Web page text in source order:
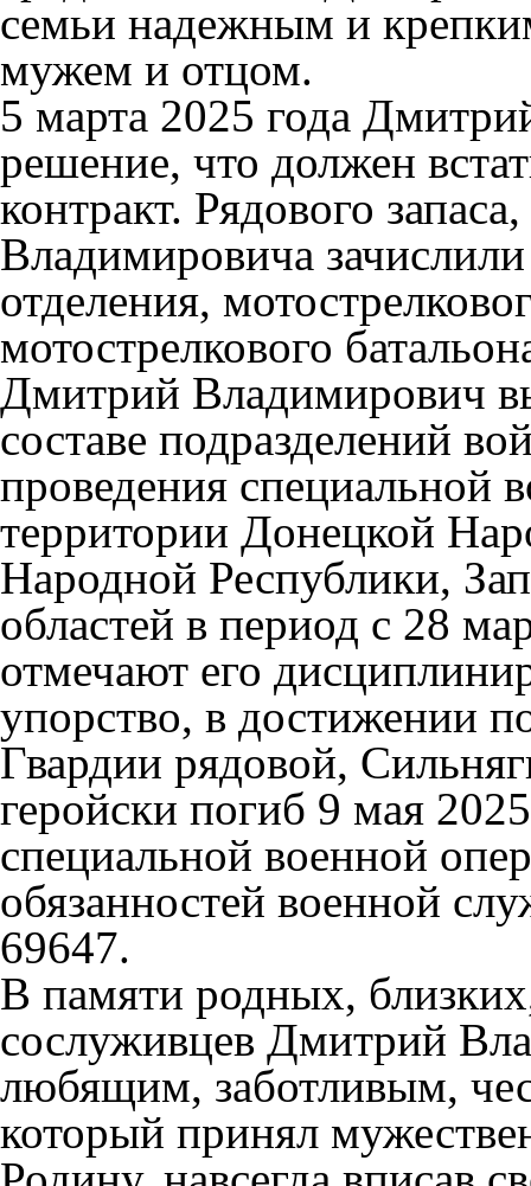
семьи надежным и
мужем и отцом.
5 марта 2025 года
решение, что должен
контракт. Рядового
Владимировича
отделения,
мотострелкового
Дмитрий Владимирович
составе подразделений
проведения специальной
территории Донецкой
Народной Республики,
областей в период с 28
отмечают его
упорство, в достижении
Гвардии рядовой,
геройски погиб 9 мая
специальной военной
обязанностей военной
69647.
В памяти родных,
сослуживцев Дмитрий
любящим, заботливым,
который принял